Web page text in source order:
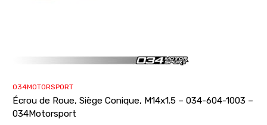
034MOTORSPORT
Écrou de Roue, Siège Conique, M14x1.5 – 034-604-1003 –
034Motorsport